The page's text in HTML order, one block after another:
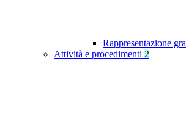
Rappresentazione
Attività e procedimenti 2